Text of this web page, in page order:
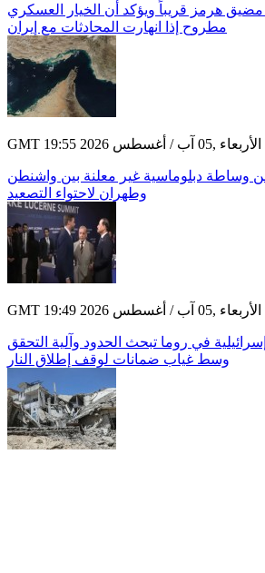
مضيق هرمز قريباً ويؤكد أن الخيار العسكري
مطروح إذا انهارت المحادثات مع إيران
GMT 19:55 2026 الأربعاء ,05 آب / أغسطس
وساطة دبلوماسية غير معلنة بين واشنطن
وطهران لاحتواء التصعيد
GMT 19:49 2026 الأربعاء ,05 آب / أغسطس
في روما تبحث الحدود وآلية التحقق
وسط غياب ضمانات لوقف إطلاق النار